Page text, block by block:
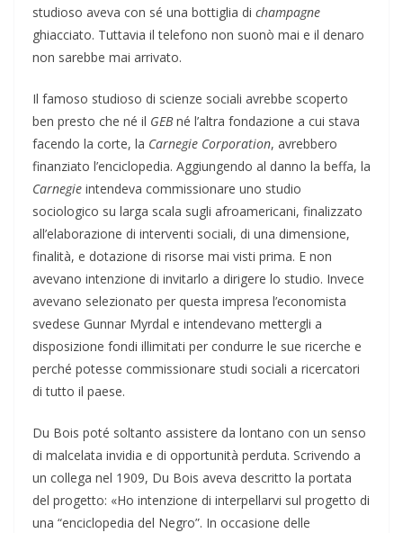
studioso aveva con sé una bottiglia di champagne
ghiacciato. Tuttavia il telefono non suonò mai e il denaro
non sarebbe mai arrivato.
Il famoso studioso di scienze sociali avrebbe scoperto
ben presto che né il GEBné l’altra fondazione a cui stava
facendo la corte, la Carnegie Corporation, avrebbero
finanziato l’enciclopedia. Aggiungendo al danno la beffa, la
Carnegie intendeva commissionare uno studio
sociologico su larga scala sugli afroamericani, finalizzato
all’elaborazione di interventi sociali, di una dimensione,
finalità, e dotazione di risorse mai visti prima. E non
avevano intenzione di invitarlo a dirigere lo studio. Invece
avevano selezionato per questa impresa l’economista
svedese Gunnar Myrdal e intendevano mettergli a
disposizione fondi illimitati per condurre le sue ricerche e
perché potesse commissionare studi sociali a ricercatori
di tutto il paese.
Du Bois poté soltanto assistere da lontano con un senso
di malcelata invidia e di opportunità perduta. Scrivendo a
un collega nel 1909, Du Bois aveva descritto la portata
del progetto: «Ho intenzione di interpellarvi sul progetto di
una “enciclopedia del Negro”. In occasione delle